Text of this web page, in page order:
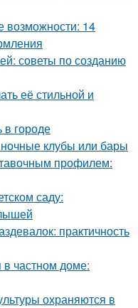
возможности: 14
советы по созданию
её стильной и
в городе
клубы или бары
профилем:
саду:
практичность
в частном доме:
охраняются в